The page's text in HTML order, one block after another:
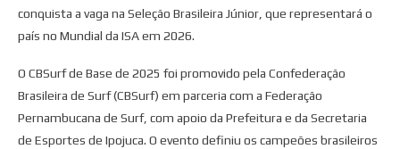
conquista a vaga na Seleção Brasileira Júnior, que representará o
país no Mundial da ISA em 2026.
O CBSurf de Base de 2025 foi promovido pela Confederação
Brasileira de Surf (CBSurf) em parceria com a Federação
Pernambucana de Surf, com apoio da Prefeitura e da Secretaria
de Esportes de Ipojuca. O evento definiu os campeões brasileiros